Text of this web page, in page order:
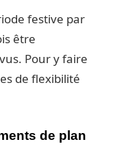
festive par
être
Pour y faire
de flexibilité
de plan